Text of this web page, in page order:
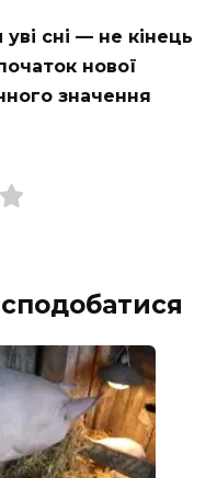
сні — не кінець
нової
значення